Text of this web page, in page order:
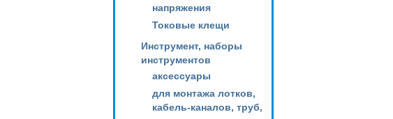
напряжения
Токовые клещи
Инструмент, наборы
инструментов
аксессуары
для монтажа лотков,
кабель-каналов, труб,